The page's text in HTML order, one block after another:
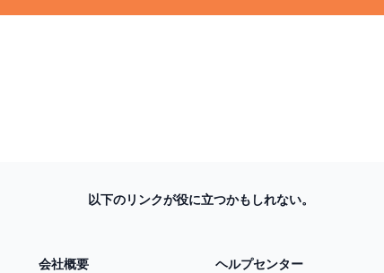
以下のリンクが役に立つかもしれない。
会社概要 ヘルプセンター